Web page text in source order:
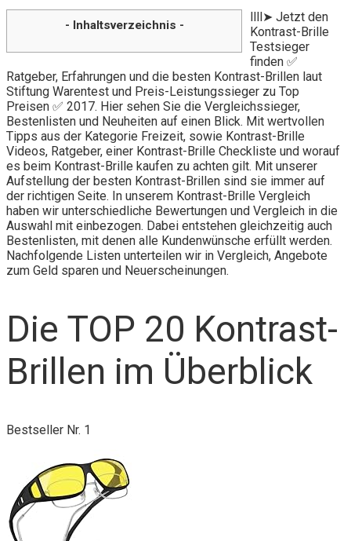
- Inhaltsverzeichnis -
llll➤ Jetzt den
Kontrast-Brille
Testsieger
finden ✅
Ratgeber, Erfahrungen und die besten Kontrast-Brillen laut
Stiftung Warentest und Preis-Leistungssieger zu Top
Preisen ✅ 2017. Hier sehen Sie die Vergleichssieger,
Bestenlisten und Neuheiten auf einen Blick. Mit wertvollen
Tipps aus der Kategorie Freizeit, sowie Kontrast-Brille
Videos, Ratgeber, einer Kontrast-Brille Checkliste und worauf
es beim Kontrast-Brille kaufen zu achten gilt. Mit unserer
Aufstellung der besten Kontrast-Brillen sind sie immer auf
der richtigen Seite. In unserem Kontrast-Brille Vergleich
haben wir unterschiedliche Bewertungen und Vergleich in die
Auswahl mit einbezogen. Dabei entstehen gleichzeitig auch
Bestenlisten, mit denen alle Kundenwünsche erfüllt werden.
Nachfolgende Listen unterteilen wir in Vergleich, Angebote
zum Geld sparen und Neuerscheinungen.
Die TOP 20 Kontrast-
Brillen im Überblick
Bestseller Nr. 1